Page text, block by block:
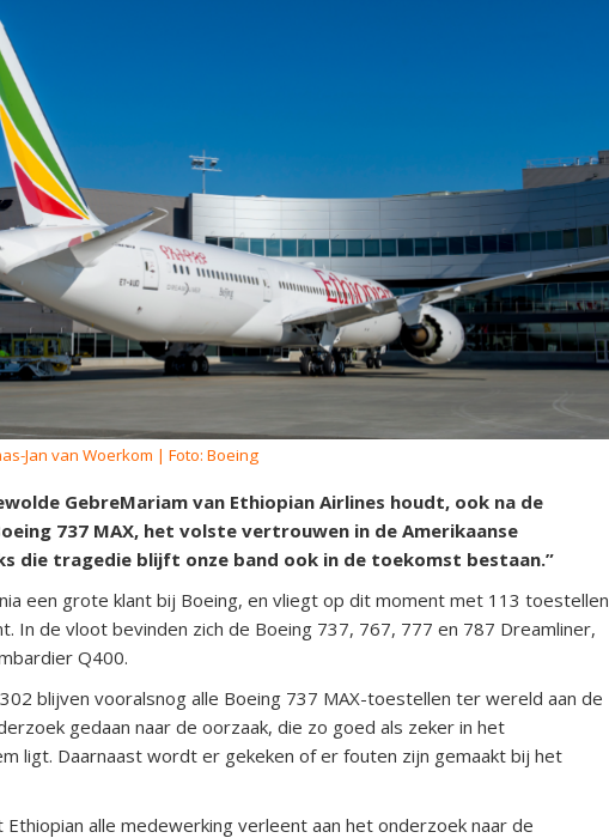
Jan van Woerkom | Foto: Boeing
GebreMariam van Ethiopian Airlines houdt, ook na de
737 MAX, het volste vertrouwen in de Amerikaanse
die tragedie blijft onze band ook in de toekomst bestaan.”
een grote klant bij Boeing, en vliegt op dit moment met 113 toestellen
In de vloot bevinden zich de Boeing 737, 767, 777 en 787 Dreamliner,
Q400.
blijven vooralsnog alle Boeing 737 MAX-toestellen ter wereld aan de
gedaan naar de oorzaak, die zo goed als zeker in het
ligt. Daarnaast wordt er gekeken of er fouten zijn gemaakt bij het
alle medewerking verleent aan het onderzoek naar de